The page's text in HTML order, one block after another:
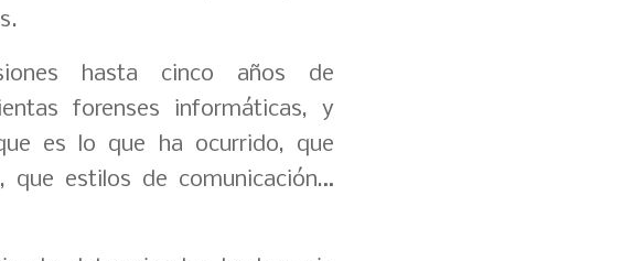
hasta cinco años de
forenses informáticas, y
es lo que ha ocurrido, que
que estilos de comunicación…